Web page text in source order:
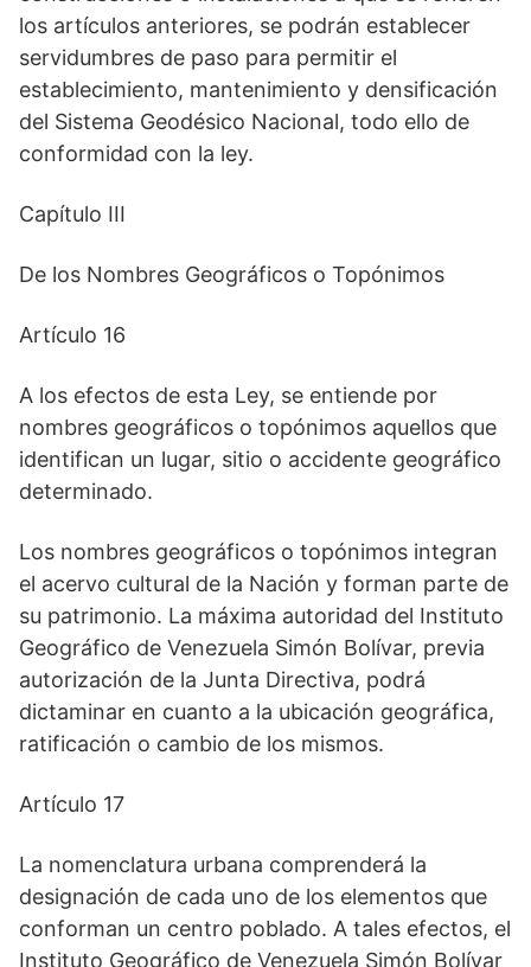
los artículos anteriores, se podrán establecer
servidumbres de paso para permitir el
establecimiento, mantenimiento y densificación
del Sistema Geodésico Nacional, todo ello de
conformidad con la ley.
Capítulo III
De los Nombres Geográficos o Topónimos
Artículo 16
A los efectos de esta Ley, se entiende por
nombres geográficos o topónimos aquellos que
identifican un lugar, sitio o accidente geográfico
determinado.
Los nombres geográficos o topónimos integran
el acervo cultural de la Nación y forman parte de
su patrimonio. La máxima autoridad del Instituto
Geográfico de Venezuela Simón Bolívar, previa
autorización de la Junta Directiva, podrá
dictaminar en cuanto a la ubicación geográfica,
ratificación o cambio de los mismos.
Artículo 17
La nomenclatura urbana comprenderá la
designación de cada uno de los elementos que
conforman un centro poblado. A tales efectos, el
Instituto Geográfico de Venezuela Simón Bolívar